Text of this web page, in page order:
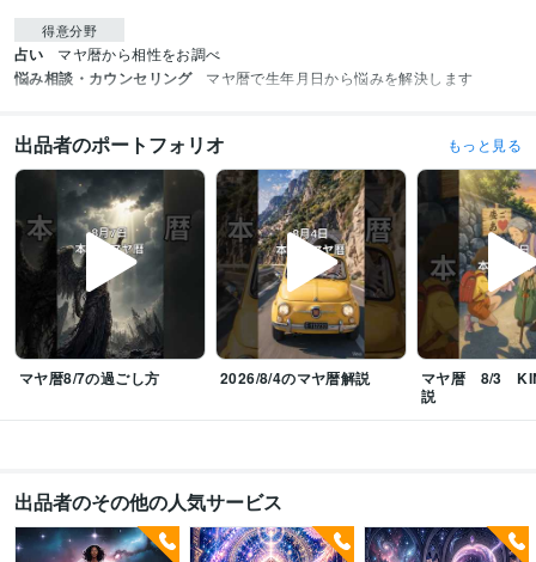
得意分野
占い マヤ暦から相性をお調べ
悩み相談・カウンセリング マヤ暦で生年月日から悩みを解決します
出品者のポートフォリオ もっと見る
マヤ暦8/7の過ごし方 2026/8/4のマヤ暦解説
マヤ暦 8/3
説
出品者のその他の人気サービス